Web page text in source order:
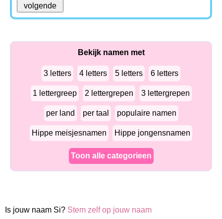
Bekijk namen met
3 letters 4 letters 5 letters 6 letters
1 lettergreep 2 lettergrepen 3 lettergrepen
per land per taal populaire namen
Hippe meisjesnamen Hippe jongensnamen
Toon alle categorieen
Is jouw naam Si? Stem zelf op jouw naam